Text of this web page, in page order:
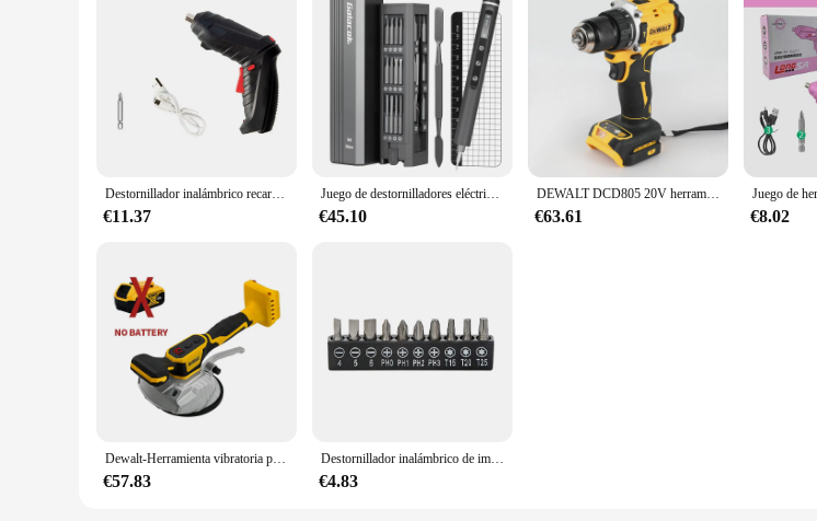
Destornillador inalámbrico recargable, taladro eléctrico con iluminación LED, herramienta portátil para uso doméstico, 3,6 V
€11.37
Juego de destornilladores eléctricos 49 en 1, herramienta eléctrica inalámbrica de precisión con 42 puntas magnéticas, 5 configuraciones de torsión para reloj con cámara iPhone
€45.10
DEWALT DCD805 20V herramientas eléctricas taladro de impacto sin escobillas destornillador eléctrico inalámbrico taladro manual multifunción
€63.61 €8.02
Dewalt-Herramienta vibratoria para azulejos de 20V, máquina vibratoria antideslizante, vibrador con una ventosa, nivelación de azulejos de mano, 8 velocidades
€57.83
Destornillador inalámbrico de impacto potente, taladro recargable de 3,6 mAh, batería giratoria, herramientas eléctricas, 1300 V
€4.83